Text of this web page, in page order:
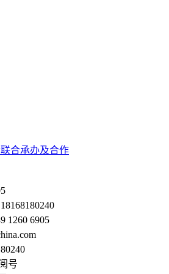
合承办及合作
1260 6905